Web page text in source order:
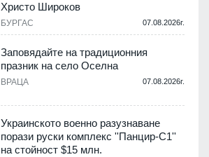
Христо Широков
БУРГАС 07.08.2026г.
Заповядайте на традиционния
празник на село Оселна
ВРАЦА 07.08.2026г.
Украинското военно разузнаване
порази руски комплекс ''Панцир-С1''
на стойност $15 млн.